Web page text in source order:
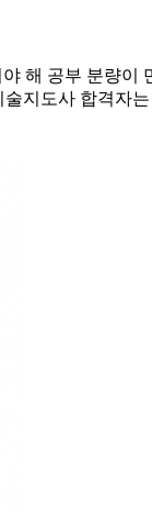
해 공부 분량이
지도사 합격자